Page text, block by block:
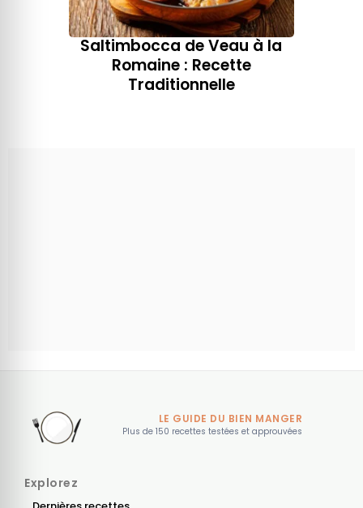
Saltimbocca de Veau à la
Romaine : Recette
Traditionnelle
LE GUIDE DU BIEN MANGER
Plus de 150 recettes testées et approuvées
Explorez